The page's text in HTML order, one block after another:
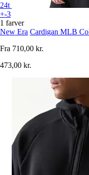
24t
+-3
1 farver
New Era Cardigan MLB
Fra 710,00 kr.
473,00 kr.